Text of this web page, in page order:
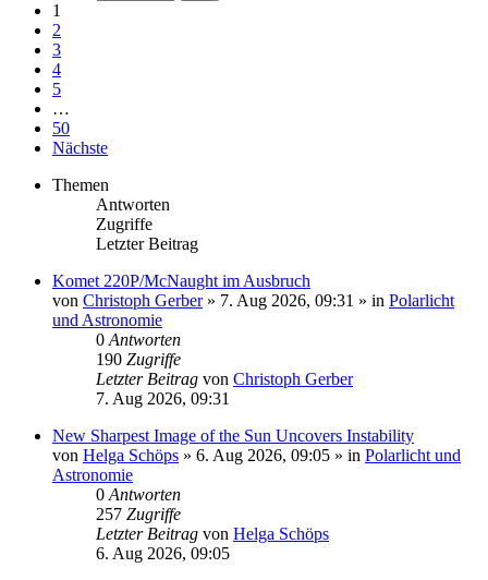
1
2
3
4
5
…
50
Nächste
Themen
Antworten
Zugriffe
Letzter Beitrag
Komet 220P/McNaught im Ausbruch
von Christoph Gerber» 7. Aug 2026, 09:31 » in Polarlicht
und Astronomie
0 Antworten
190 Zugriffe
Letzter Beitrag von Christoph Gerber
7. Aug 2026, 09:31
New Sharpest Image of the Sun Uncovers Instability
von Helga Schöps » 6. Aug 2026, 09:05 » in Polarlicht und
Astronomie
0 Antworten
257 Zugriffe
Letzter Beitrag von Helga Schöps
6. Aug 2026, 09:05